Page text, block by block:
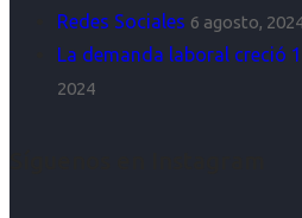
Redes Sociales 6 agosto,
La demanda laboral creció
2024